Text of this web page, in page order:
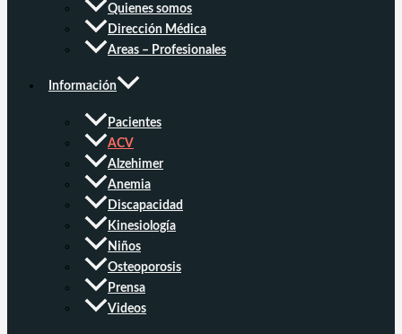
Quienes somos
Dirección Médica
Areas – Profesionales
Información
Pacientes
ACV
Alzehimer
Anemia
Discapacidad
Kinesiología
Niños
Osteoporosis
Prensa
Videos